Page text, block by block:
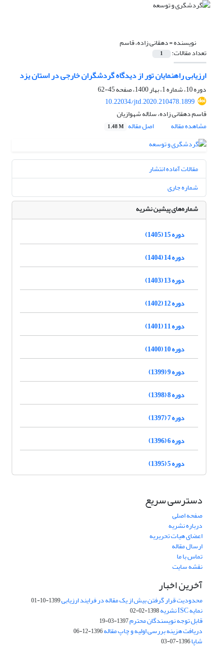
نویسنده =دهقانی زاده، قاسم
تعداد مقالات: 1
ارزیابی راهنمایان تور از دیدگاه گردشگران خارجی در استان یزد
دوره 10، شماره 1، بهار 1400، صفحه
45-62
10.22034/jtd.2020.210478.1899
قاسم دهقانی زاده، سلاله شهوازیان
مشاهده مقاله
اصل مقاله 1.48 M
مقالات آماده انتشار
شماره جاری
شماره‌های پیشین نشریه
دوره 15 (1405)
دوره 14 (1404)
دوره 13 (1403)
دوره 12 (1402)
دوره 11 (1401)
دوره 10 (1400)
دوره 9 (1399)
دوره 8 (1398)
دوره 7 (1397)
دوره 6 (1396)
دوره 5 (1395)
دسترسی سریع
صفحه اصلی
درباره نشریه
اعضای هیات تحریریه
ارسال مقاله
تماس با ما
نقشه سایت
آخرین اخبار
محدودیت قرار گرفتن بیش از یک مقاله در فرایند ارزیابی1399-10-01
نمایه ISC نشریه 1398-02-02
قابل توجه نویسندگان محترم1397-03-19
دریافت هزینه بررسی اولیه و چاپ مقاله1396-12-06
شاپا1396-07-03